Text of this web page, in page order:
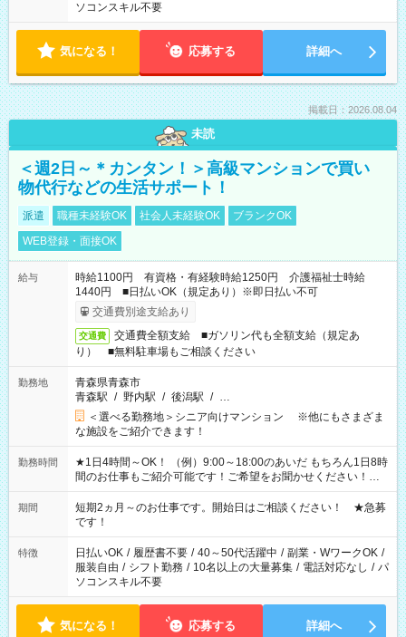
ソコンスキル不要
気になる！ 応募する 詳細へ
掲載日：2026.08.04
未読
＜週2日～＊カンタン！＞高級マンションで買い
物代行などの生活サポート！
派遣 職種未経験OK 社会人未経験OK
ブランクOK
WEB登録・面接OK
給与
時給1100円 有資格・有経験時給1250円 介護福祉士時給
1440円 ■日払いOK（規定あり）※即日払い不可
交通費別途支給あり
交通費
交通費全額支給 ■ガソリン代も全額支給（規定あ
り） ■無料駐車場もご相談ください
勤務地
青森県青森市
青森駅 / 野内駅 / 後潟駅 / …
＜選べる勤務地＞シニア向けマンション ※他にもさまざま
な施設をご紹介できます！
勤務時間
★1日4時間～OK！ （例）9:00～18:00のあいだ もちろん1日8時
間のお仕事もご紹介可能です！ご希望をお聞かせください！★
家庭の都合でお休みが必要な場合も遠慮なくご相談ください。
※週最低15時間以上の勤務が必要です
期間
短期2ヵ月～のお仕事です。開始日はご相談ください！ ★急募
です！
特徴 日払いOK / 履歴書不要 / 40～50代活躍中 / 副業・WワークOK /
服装自由 / シフト勤務 / 10名以上の大量募集 / 電話対応なし / パ
ソコンスキル不要
気になる！ 応募する 詳細へ